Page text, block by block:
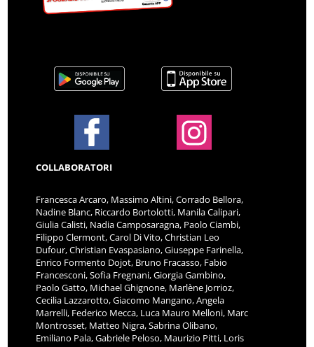
COLLABORATORI
Francesca Arcaro, Massimo Altini, Corrado Bellora,
Nadine Blanc, Riccardo Bortolotti, Manila Calipari,
Giulia Calisti, Nadia Camposaragna, Paolo Ciambi,
Filippo Clermont, Carol Di Vito, Christian Leo
Dufour, Christian Evaspasiano, Giuseppe Farinella,
Enrico Formento Dojot, Bruno Fracasso, Fabio
Francesconi, Sofia Fregnani, Giorgia Gambino,
Paolo Gatto, Michael Ghignone, Marlène Jorrioz,
Cecilia Lazzarotto, Giacomo Mangano, Angela
Marrelli, Federico Mecca, Luca Mauro Melloni, Marc
Montrosset, Matteo Nigra, Sabrina Olibano,
Emiliano Pala, Gabriele Peloso, Maurizio Pitti, Loris